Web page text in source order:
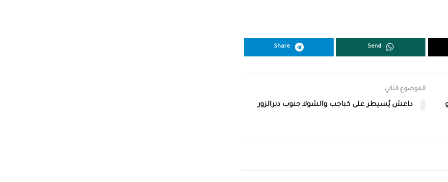
Send
Share
الموضوع التالي
داعش يُسيطر على كباجب والشولا جنوب ديرالزور